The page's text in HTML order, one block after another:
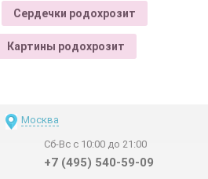
Сердечки родохрозит
Картины родохрозит
Москва
Сб-Вс с 10:00 до 21:00
+7 (495) 540-59-09